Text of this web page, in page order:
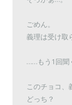
ごめん。
義理は受け取
……もう1回聞
このチョコ、
どっち？